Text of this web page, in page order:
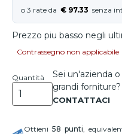
€ 97.33
Prezzo piu basso negli
Contrassegno non applicabile
Quantità
Sei un'azienda
grandi forniture?
Ottieni 58 punti,